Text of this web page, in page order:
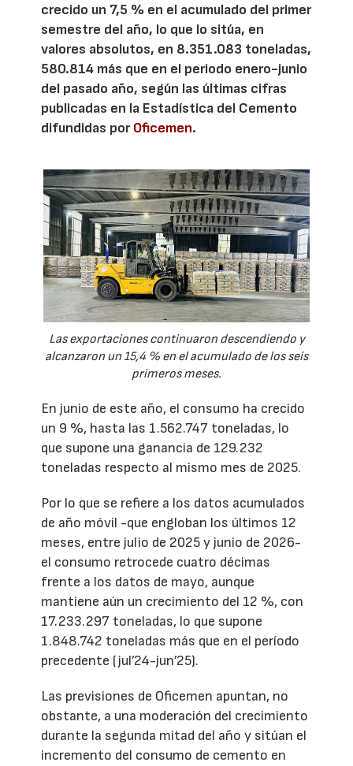
crecido un 7,5 % en el acumulado del primer
semestre del año, lo que lo sitúa, en
valores absolutos, en 8.351.083 toneladas,
580.814 más que en el periodo enero-junio
del pasado año, según las últimas cifras
publicadas en la Estadística del Cemento
difundidas porOficemen.
Las exportaciones continuaron descendiendo y
alcanzaron un 15,4 % en el acumulado de los seis
primeros meses.
En junio de este año, el consumo ha crecido
un 9 %, hasta las 1.562.747 toneladas, lo
que supone una ganancia de 129.232
toneladas respecto al mismo mes de 2025.
Por lo que se refiere a los datos acumulados
de año móvil -que engloban los últimos 12
meses, entre julio de 2025 y junio de 2026-
el consumo retrocede cuatro décimas
frente a los datos de mayo, aunque
mantiene aún un crecimiento del 12 %, con
17.233.297 toneladas, lo que supone
1.848.742 toneladas más que en el período
precedente (jul’24-jun’25).
Las previsiones de Oficemen apuntan, no
obstante, a una moderación del crecimiento
durante la segunda mitad del año y sitúan el
incremento del consumo de cemento en